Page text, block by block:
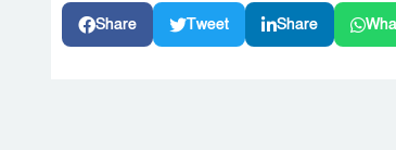
Share Tweet Share